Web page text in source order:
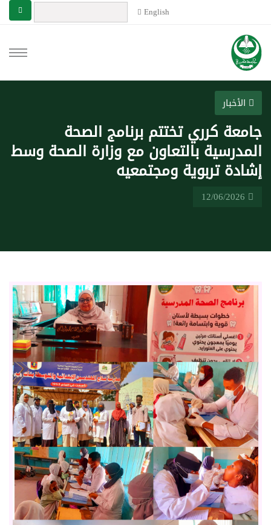
English
الأخبار
جامعة كرري تختتم برنامج الصحة
المدرسية بالتعاون مع وزارة الصحة وسط
إشادة تربوية ومجتمعيه